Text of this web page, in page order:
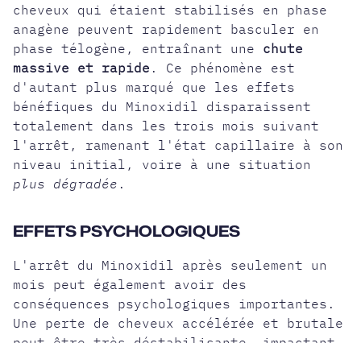
cheveux qui étaient stabilisés en phase
anagène peuvent rapidement basculer en
phase télogène, entraînant une chute
massive et rapide . Ce phénomène est
d'autant plus marqué que les effets
bénéfiques du Minoxidil disparaissent
totalement dans les trois mois suivant
l'arrêt, ramenant l'état capillaire à son
niveau initial, voire à une situation
plus dégradée .
EFFETS PSYCHOLOGIQUES
L'arrêt du Minoxidil après seulement un
mois peut également avoir des
conséquences psychologiques importantes.
Une perte de cheveux accélérée et brutale